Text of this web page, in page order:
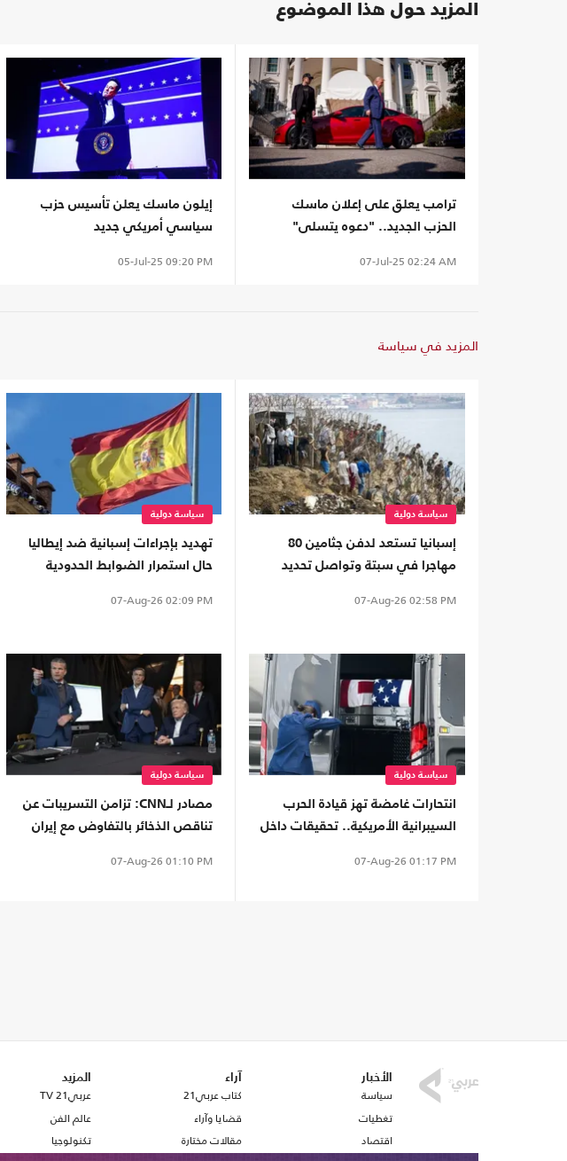
المزيد حول هذا الموضوع
ترامب يعلق على إعلان ماسك
الحزب الجديد.. "دعوه يتسلى"
07-Jul-25 02:24 AM
إيلون ماسك يعلن تأسيس حزب
سياسي أمريكي جديد
05-Jul-25 09:20 PM
المزيد في سياسة
سياسة دولية
إسبانيا تستعد لدفن جثامين 80
مهاجرا في سبتة وتواصل تحديد
07-Aug-26 02:58 PM
سياسة دولية
تهديد بإجراءات إسبانية ضد إيطاليا
حال استمرار الضوابط الحدودية
07-Aug-26 02:09 PM
سياسة دولية
انتحارات غامضة تهز قيادة الحرب
السيبرانية الأمريكية.. تحقيقات داخل
07-Aug-26 01:17 PM
سياسة دولية
مصادر لـCNN: تزامن التسريبات عن
تناقص الذخائر بالتفاوض مع إيران
07-Aug-26 01:10 PM
الأخبار
سياسة
تغطيات
اقتصاد
آراء
كتاب عربي21
قضايا وآراء
مقالات مختارة
المزيد
عربي21 TV
عالم الفن
تكنولوجيا